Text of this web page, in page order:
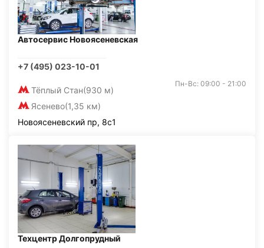
Автосервис Новоясеневская
+7 (495) 023-10-01
Тёплый Стан(930 м)
Ясенево(1,35 км)
Пн-Вс: 09:00 - 21:00
Новоясеневский пр, 8с1
Техцентр Долгопрудный